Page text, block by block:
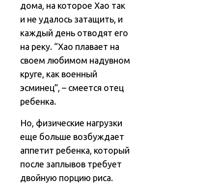
дома, на которое Хао так
и не удалось затащить, и
каждый день отводят его
на реку. “Хао плавает на
своем любимом надувном
круге, как военный
эсминец”, – смеется отец
ребенка.
Но, физические нагрузки
еще больше возбуждает
аппетит ребенка, который
после заплывов требует
двойную порцию риса.